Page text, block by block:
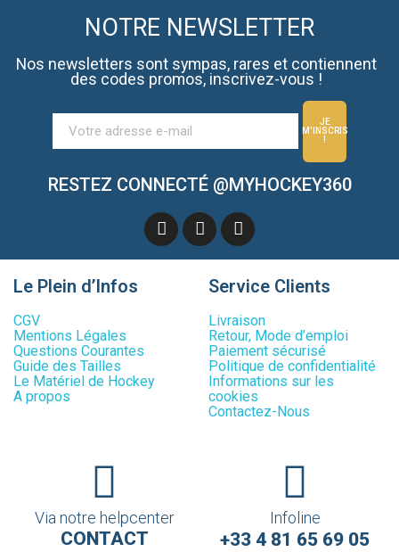
NOTRE NEWSLETTER
Nos newsletters sont sympas, rares et contiennent
des codes promos, inscrivez-vous !
JE
M'INSCRIS
!
RESTEZ CONNECTÉ @MYHOCKEY360
Le Plein d’Infos
CGV
Mentions Légales
Questions Courantes
Guide des Tailles
Le Matériel de Hockey
A propos
Service Clients
Livraison
Retour, Mode d’emploi
Paiement sécurisé
Politique de confidentialité
Informations sur les
cookies
Contactez-Nous
Via notre helpcenter
CONTACT
Infoline
+33 4 81 65 69 05